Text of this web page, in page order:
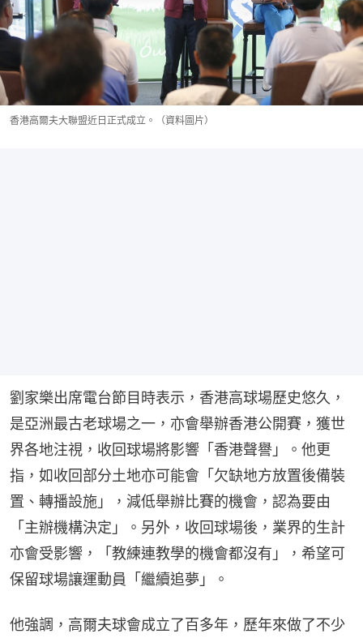
香港高爾夫大聯盟近日正式成立。（資料圖片）
劉家樂出席電台節目時表示，香港高球場歷史悠久，
是亞洲最古老球場之一，亦會舉辦香港公開賽，獲世
界各地注視，收回球場將影響「香港聲譽」。他更
指，如收回部分土地亦可能會「欠缺地方放置後備裝
置、轉播設施」，減低舉辦比賽的機會，認為要由
「主辦機構決定」。另外，收回球場後，業界的生計
亦會受影響，「教練連教學的機會都沒有」，希望可
保留球場讓運動員「繼續追夢」。
他強調，高爾夫球會成立了百多年，歷年來做了不少